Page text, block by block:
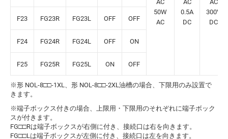
50W
AC
0.5A
DC
300V
DC
F23 FG23R FG23L OFF OFF
F24 FG24R FG24L OFF ON
F25 FG25R FG25L ON OFF
※形 NOL-8□□-1XL、形 NOL-8□□-2XL油槽の場合、下限用のみ設置で
きます。
※端子ボックス付きの場合、上限用・下限用のそれぞれに端子ボック
スが付きます。
FG□□Rは端子ボックスが右側に付き、接続口は右を向きます。
FG□□Lは端子ボックスが左側に付き、接続口は左を向きます。